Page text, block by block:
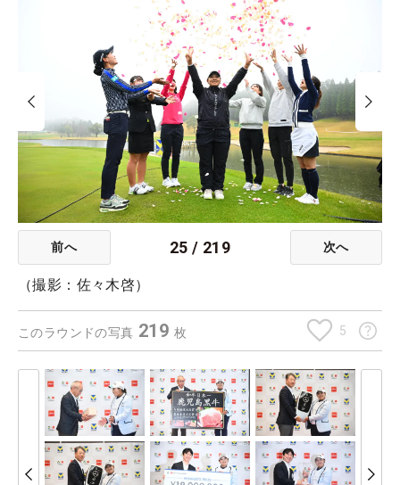
前へ 25 / 219 次へ
（撮影：佐々木啓）
このラウンドの写真 219 枚 5